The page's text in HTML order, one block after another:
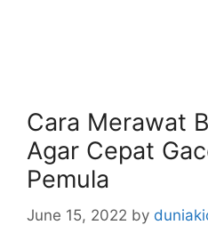
Cara Merawat
Agar Cepat
Pemula
June 15, 2022 by